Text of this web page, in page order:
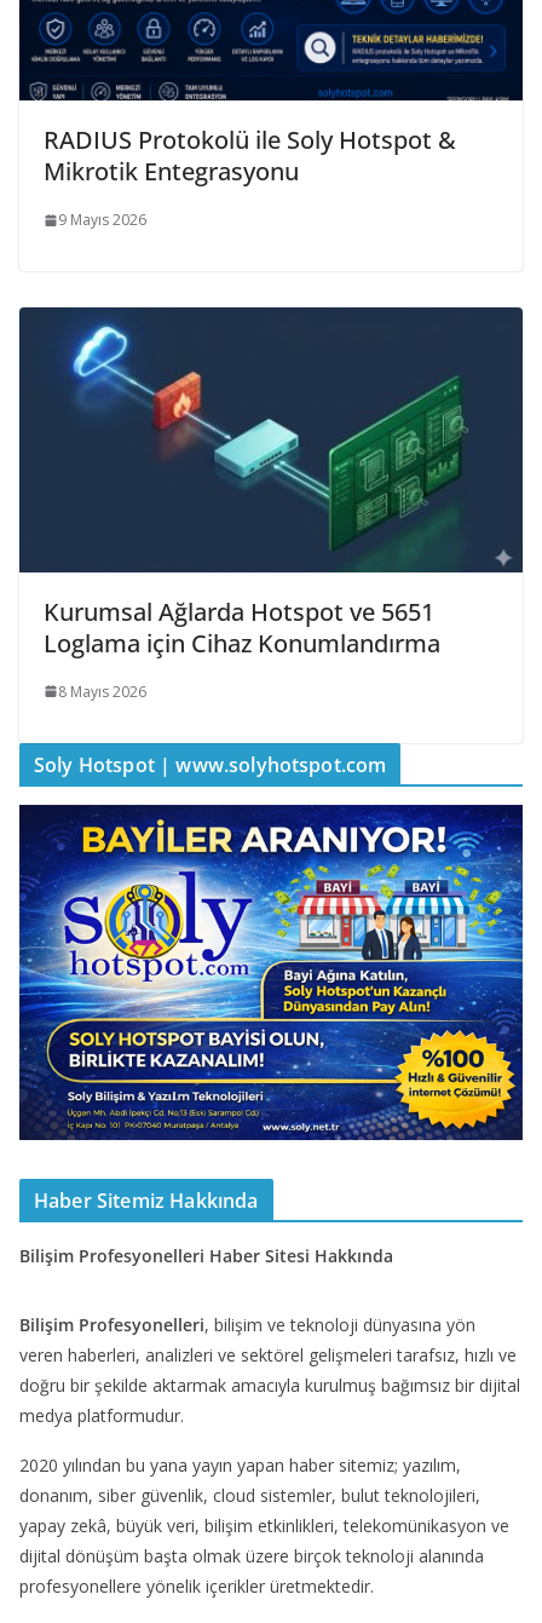
RADIUS Protokolü ile Soly Hotspot &
Mikrotik Entegrasyonu
9 Mayıs 2026
Kurumsal Ağlarda Hotspot ve 5651
Loglama için Cihaz Konumlandırma
8 Mayıs 2026
Soly Hotspot | www.solyhotspot.com
Haber Sitemiz Hakkında
Bilişim Profesyonelleri Haber Sitesi Hakkında
Bilişim Profesyonelleri, bilişim ve teknoloji dünyasına yön
veren haberleri, analizleri ve sektörel gelişmeleri tarafsız, hızlı ve
doğru bir şekilde aktarmak amacıyla kurulmuş bağımsız bir dijital
medya platformudur.
2020 yılından bu yana yayın yapan haber sitemiz; yazılım,
donanım, siber güvenlik, cloud sistemler, bulut teknolojileri,
yapay zekâ, büyük veri, bilişim etkinlikleri, telekomünikasyon ve
dijital dönüşüm başta olmak üzere birçok teknoloji alanında
profesyonellere yönelik içerikler üretmektedir.